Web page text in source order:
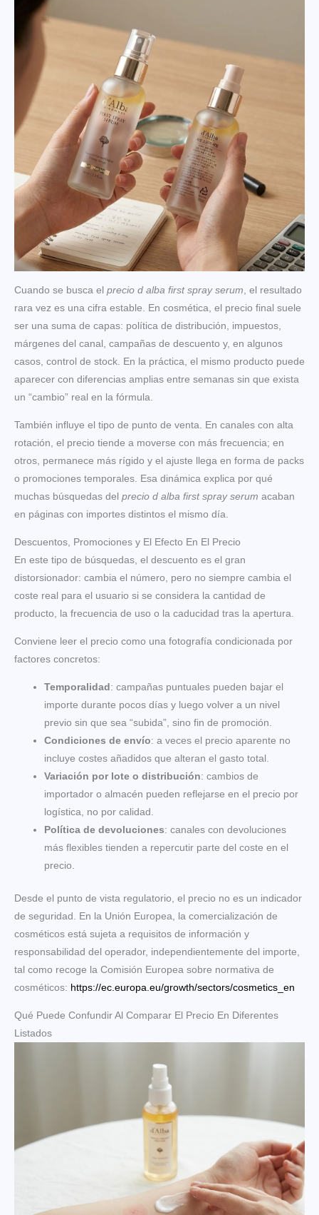
Cuando se busca el precio d alba first spray serum , el resultado
rara vez es una cifra estable. En cosmética, el precio final suele
ser una suma de capas: política de distribución, impuestos,
márgenes del canal, campañas de descuento y, en algunos
casos, control de stock. En la práctica, el mismo producto puede
aparecer con diferencias amplias entre semanas sin que exista
un “cambio” real en la fórmula.
También influye el tipo de punto de venta. En canales con alta
rotación, el precio tiende a moverse con más frecuencia; en
otros, permanece más rígido y el ajuste llega en forma de packs
o promociones temporales. Esa dinámica explica por qué
muchas búsquedas del precio d alba first spray serum acaban
en páginas con importes distintos el mismo día.
Descuentos, Promociones y El Efecto En El Precio
En este tipo de búsquedas, el descuento es el gran
distorsionador: cambia el número, pero no siempre cambia el
coste real para el usuario si se considera la cantidad de
producto, la frecuencia de uso o la caducidad tras la apertura.
Conviene leer el precio como una fotografía condicionada por
factores concretos:
Temporalidad: campañas puntuales pueden bajar el
importe durante pocos días y luego volver a un nivel
previo sin que sea “subida”, sino fin de promoción.
Condiciones de envío: a veces el precio aparente no
incluye costes añadidos que alteran el gasto total.
Variación por lote o distribución: cambios de
importador o almacén pueden reflejarse en el precio por
logística, no por calidad.
Política de devoluciones: canales con devoluciones
más flexibles tienden a repercutir parte del coste en el
precio.
Desde el punto de vista regulatorio, el precio no es un indicador
de seguridad. En la Unión Europea, la comercialización de
cosméticos está sujeta a requisitos de información y
responsabilidad del operador, independientemente del importe,
tal como recoge la Comisión Europea sobre normativa de
cosméticos: https://ec.europa.eu/growth/sectors/cosmetics_en
Qué Puede Confundir Al Comparar El Precio En Diferentes
Listados